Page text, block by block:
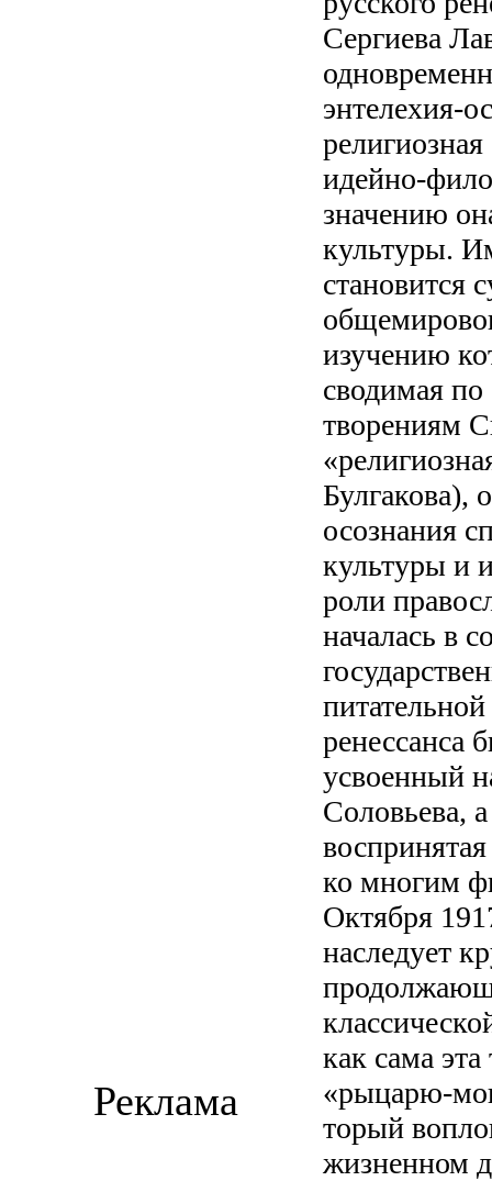
Сергиева
энтелехия-
идейно-
значению
культуры.
становится
изучению
сводимая
творениям
Булгакова),
осознания
культуры и
роли
началась в
ренессанса
усвоенный
Соловьева,
ко многим
Октября
наследует
как сама
«рыцарю-
торый
жизненном
Реклама